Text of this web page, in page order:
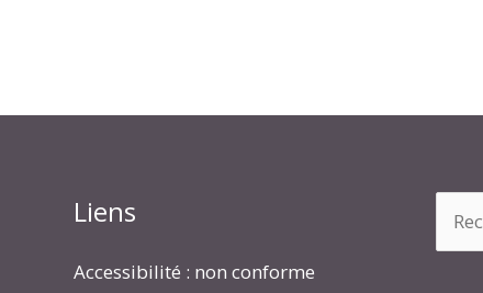
Liens
Accessibilité : non conforme